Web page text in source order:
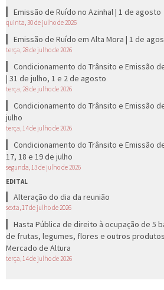
Emissão de Ruído no Azinhal | 1 de agosto
quinta, 30 de julho de 2026
Emissão de Ruído em Alta Mora | 1 de
terça, 28 de julho de 2026
Condicionamento do Trânsito e Emissão
| 31 de julho, 1 e 2 de agosto
terça, 28 de julho de 2026
Condicionamento do Trânsito e Emissão
julho
terça, 14 de julho de 2026
Condicionamento do Trânsito e Emissão
17, 18 e 19 de julho
segunda, 13 de julho de 2026
EDITAL
Alteração do dia da reunião
sexta, 17 de julho de 2026
Hasta Pública de direito à ocupação de 5
de frutas, legumes, flores e outros
Mercado de Altura
terça, 14 de julho de 2026